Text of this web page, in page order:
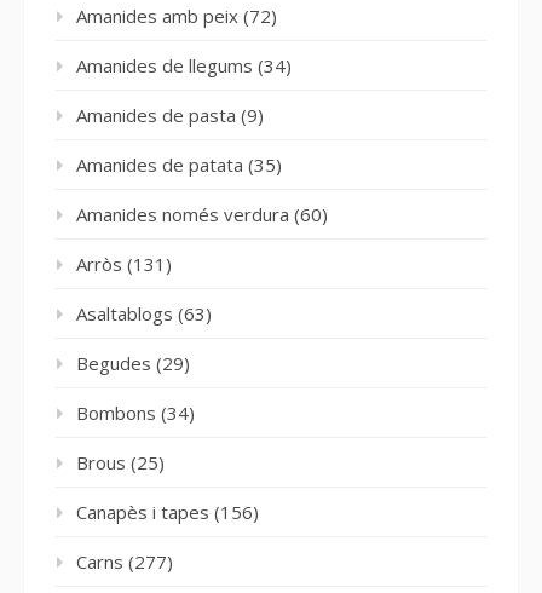
Amanides amb peix (72)
Amanides de llegums (34)
Amanides de pasta (9)
Amanides de patata (35)
Amanides només verdura (60)
Arròs (131)
Asaltablogs (63)
Begudes (29)
Bombons (34)
Brous (25)
Canapès i tapes (156)
Carns (277)